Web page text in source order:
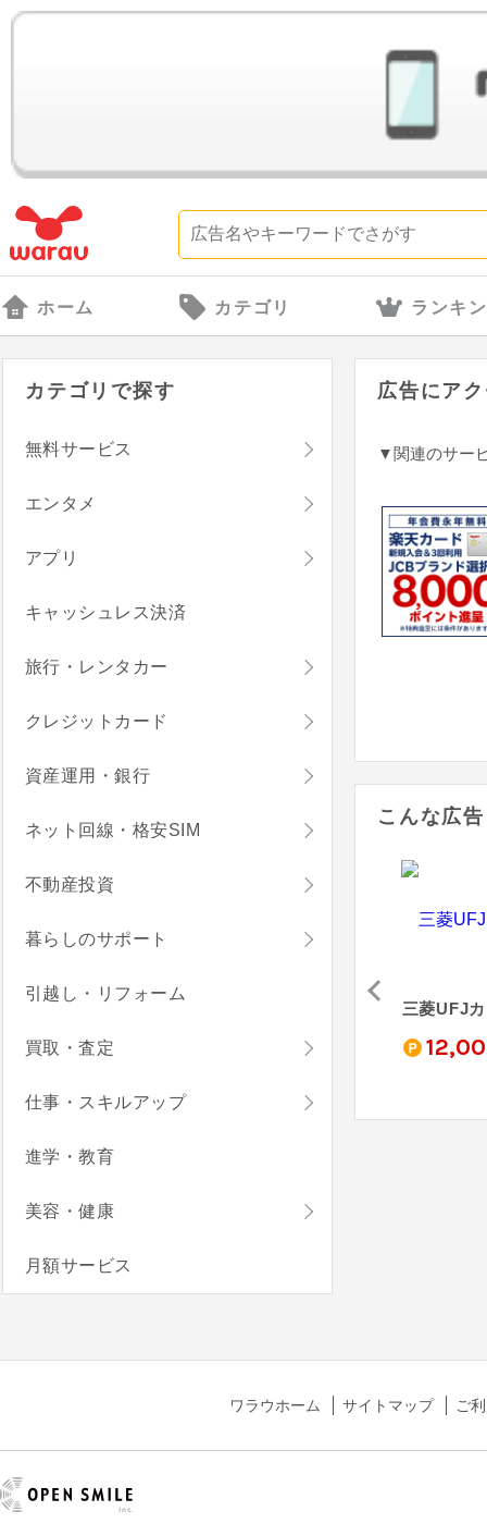
ホーム カテゴリ ランキ
広告にア
▼関連のサー
こんな広
4,000 3,000
三菱UFJ
カテゴリで探す
無料サービス
エンタメ
アプリ
キャッシュレス決済
旅行・レンタカー
クレジットカード
資産運用・銀行
ネット回線・格安SIM
不動産投資
暮らしのサポート
引越し・リフォーム
買取・査定
仕事・スキルアップ
進学・教育
美容・健康
月額サービス
ワラウホーム サイトマップ ご